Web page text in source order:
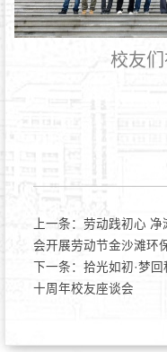
校友
上一条： 劳动践初心
会开展劳动节金沙滩环
下一条： 拾光如初·梦
十周年校友座谈会